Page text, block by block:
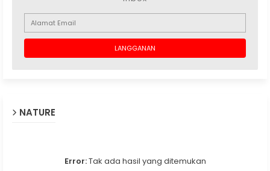
NATURE
Error:Tak ada hasil yang ditemukan